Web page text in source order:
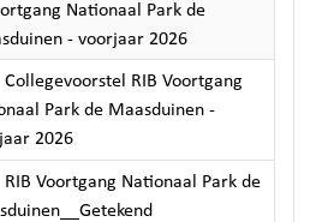
Nationaal Park de
- voorjaar 2026
Collegevoorstel RIB Voortgang
Park de Maasduinen -
2026
RIB Voortgang Nationaal Park de